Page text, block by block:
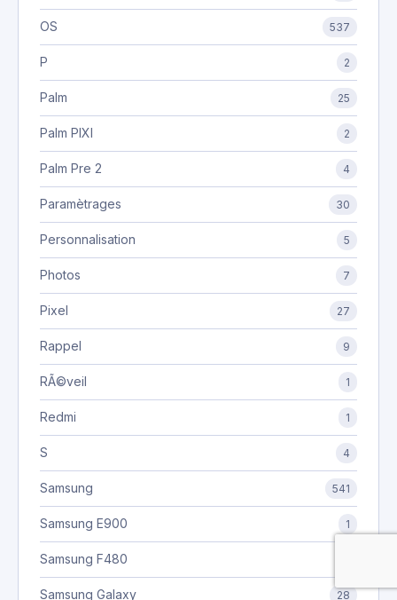
OS 537
P 2
Palm 25
Palm PIXI 2
Palm Pre 2 4
Paramètrages 30
Personnalisation 5
Photos 7
Pixel 27
Rappel 9
RÃ©veil 1
Redmi 1
S 4
Samsung 541
Samsung E900 1
Samsung F480
Samsung Galaxy 28